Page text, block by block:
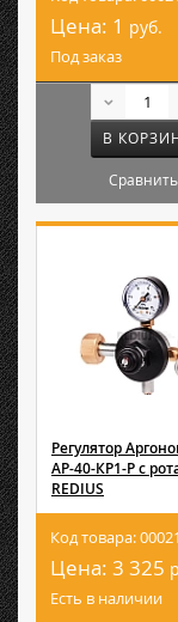
Цена: 1 руб.
Под заказ
В
Сравнить
Регулятор
АР-40-КР1-Р с
REDIUS
Код товара:
Цена: 3 325
Есть в наличии